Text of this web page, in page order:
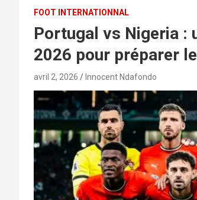
FOOT INTERNATIONNAL
Portugal vs Nigeria :
2026 pour préparer
avril 2, 2026 Innocent Ndafondo